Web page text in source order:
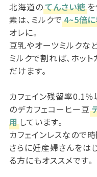
北海道のてんさい糖
素は、ミルクで4~5倍
オレに。
豆乳やオーツミルクな
ミルクで割れば、ホッ
だけます。
カフェイン残留率0.1
のデカフェコーヒー豆
用しています。
カフェインレスなので
さらに妊産婦さんをは
る方にもオススメです。